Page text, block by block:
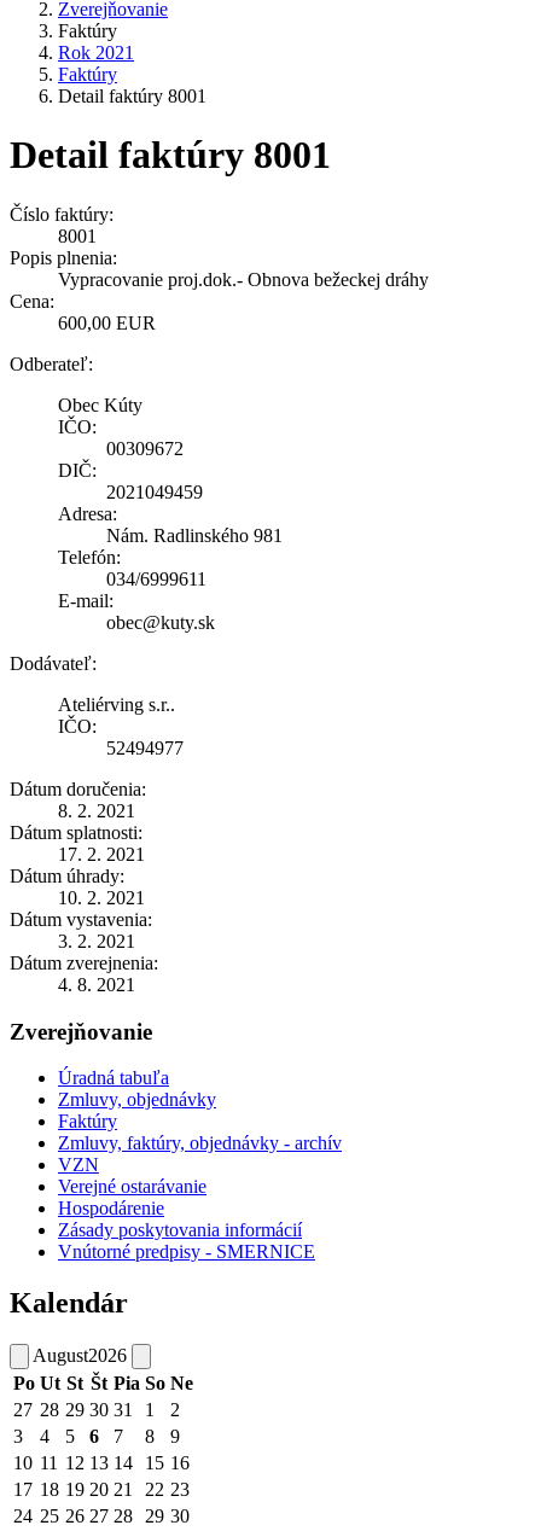
Zverejňovanie
Faktúry
Rok 2021
Faktúry
Detail faktúry 8001
Detail faktúry 8001
Číslo faktúry:
8001
Popis plnenia:
Vypracovanie proj.dok.- Obnova bežeckej dráhy
Cena:
600,00 EUR
Odberateľ:
Obec Kúty
IČO:
00309672
DIČ:
2021049459
Adresa:
Nám. Radlinského 981
Telefón:
034/6999611
E-mail:
obec@kuty.sk
Dodávateľ:
Ateliérving s.r..
IČO:
52494977
Dátum doručenia:
8. 2. 2021
Dátum splatnosti:
17. 2. 2021
Dátum úhrady:
10. 2. 2021
Dátum vystavenia:
3. 2. 2021
Dátum zverejnenia:
4. 8. 2021
Zverejňovanie
Úradná tabuľa
Zmluvy, objednávky
Faktúry
Zmluvy, faktúry, objednávky - archív
VZN
Verejné ostarávanie
Hospodárenie
Zásady poskytovania informácií
Vnútorné predpisy - SMERNICE
Kalendár
August2026
Po Ut St Št Pia So Ne
27 28 29 30 31 1
2
3
4 5 6 7 8
9
10 11 12 13 14 15 16
17 18 19 20 21 22 23
24 25 26 27 28 29 30